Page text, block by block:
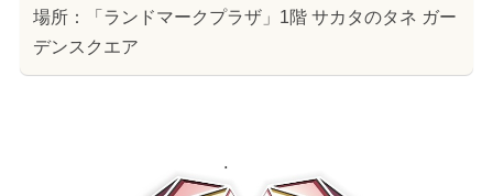
場所：「ランドマークプラザ」1階 サカタのタネ ガー
デンスクエア